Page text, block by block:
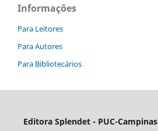
Informações
Para Leitores
Para Autores
Para Bibliotecários
Editora Splendet - PUC-Campinas